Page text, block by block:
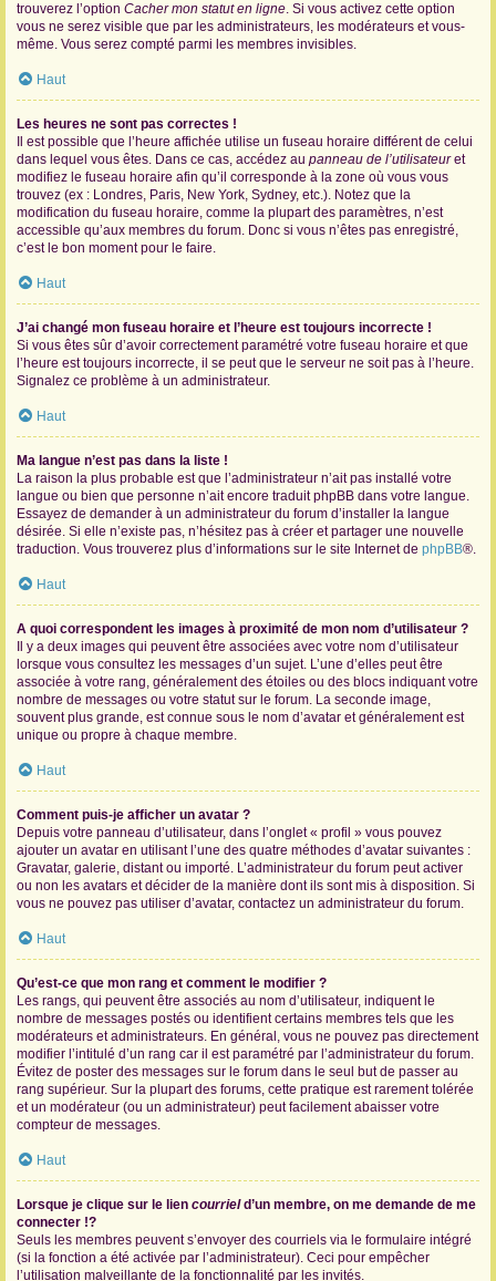
trouverez l’option Cacher mon statut en ligne. Si vous activez cette option
vous ne serez visible que par les administrateurs, les modérateurs et vous-
même. Vous serez compté parmi les membres invisibles.
Haut
Les heures ne sont pas correctes !
Il est possible que l’heure affichée utilise un fuseau horaire différent de celui
dans lequel vous êtes. Dans ce cas, accédez au panneau de l’utilisateuret
modifiez le fuseau horaire afin qu’il corresponde à la zone où vous vous
trouvez (ex : Londres, Paris, New York, Sydney, etc.). Notez que la
modification du fuseau horaire, comme la plupart des paramètres, n’est
accessible qu’aux membres du forum. Donc si vous n’êtes pas enregistré,
c’est le bon moment pour le faire.
Haut
J’ai changé mon fuseau horaire et l’heure est toujours incorrecte !
Si vous êtes sûr d’avoir correctement paramétré votre fuseau horaire et que
l’heure est toujours incorrecte, il se peut que le serveur ne soit pas à l’heure.
Signalez ce problème à un administrateur.
Haut
Ma langue n’est pas dans la liste !
La raison la plus probable est que l’administrateur n’ait pas installé votre
langue ou bien que personne n’ait encore traduit phpBB dans votre langue.
Essayez de demander à un administrateur du forum d’installer la langue
désirée. Si elle n’existe pas, n’hésitez pas à créer et partager une nouvelle
traduction. Vous trouverez plus d’informations sur le site Internet de phpBB®.
Haut
A quoi correspondent les images à proximité de mon nom d’utilisateur ?
Il y a deux images qui peuvent être associées avec votre nom d’utilisateur
lorsque vous consultez les messages d’un sujet. L’une d’elles peut être
associée à votre rang, généralement des étoiles ou des blocs indiquant votre
nombre de messages ou votre statut sur le forum. La seconde image,
souvent plus grande, est connue sous le nom d’avatar et généralement est
unique ou propre à chaque membre.
Haut
Comment puis-je afficher un avatar ?
Depuis votre panneau d’utilisateur, dans l’onglet « profil » vous pouvez
ajouter un avatar en utilisant l’une des quatre méthodes d’avatar suivantes :
Gravatar, galerie, distant ou importé. L’administrateur du forum peut activer
ou non les avatars et décider de la manière dont ils sont mis à disposition. Si
vous ne pouvez pas utiliser d’avatar, contactez un administrateur du forum.
Haut
Qu’est-ce que mon rang et comment le modifier ?
Les rangs, qui peuvent être associés au nom d’utilisateur, indiquent le
nombre de messages postés ou identifient certains membres tels que les
modérateurs et administrateurs. En général, vous ne pouvez pas directement
modifier l’intitulé d’un rang car il est paramétré par l’administrateur du forum.
Évitez de poster des messages sur le forum dans le seul but de passer au
rang supérieur. Sur la plupart des forums, cette pratique est rarement tolérée
et un modérateur (ou un administrateur) peut facilement abaisser votre
compteur de messages.
Haut
Lorsque je clique sur le lien courrield’un membre, on me demande de me
connecter !?
Seuls les membres peuvent s’envoyer des courriels via le formulaire intégré
(si la fonction a été activée par l’administrateur). Ceci pour empêcher
l’utilisation malveillante de la fonctionnalité par les invités.